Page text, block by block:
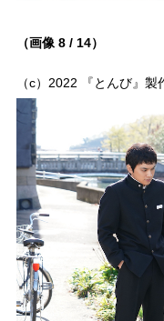
（画像 8 / 14）
（c）2022 『とんび』製